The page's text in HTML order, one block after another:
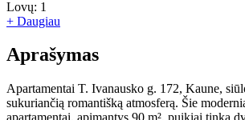
Lovų: 1
+ Daugiau
Aprašymas
Apartamentai T. Ivanausko g. 172, Kaune,
sukuriančią romantišką atmosferą. Šie